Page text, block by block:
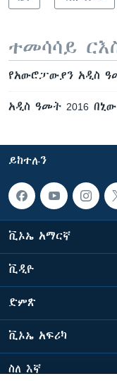
ተመሳሳይ
የአውሮፓውያን አዲስ
አዲስ ዓመት 2016
ይከተሉን
ቪኦኤ አማርኛ
ቪዲዮ
ድምጽ
ቪኦኤ አፍሪካ
ስለ እኛ